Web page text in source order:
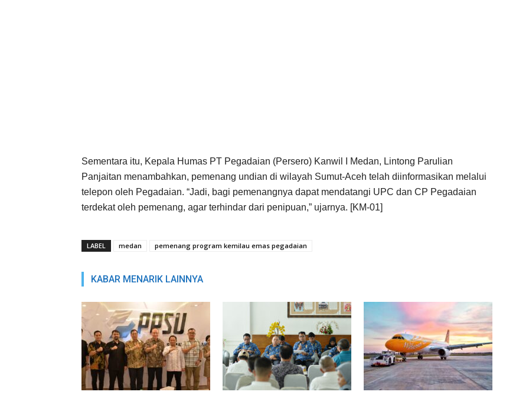
Sementara itu, Kepala Humas PT Pegadaian (Persero) Kanwil I Medan, Lintong Parulian
Panjaitan menambahkan, pemenang undian di wilayah Sumut-Aceh telah diinformasikan melalui
telepon oleh Pegadaian. “Jadi, bagi pemenangnya dapat mendatangi UPC dan CP Pegadaian
terdekat oleh pemenang, agar terhindar dari penipuan,” ujarnya. [KM-01]
LABEL medan pemenang program kemilau emas pegadaian
KABAR MENARIK LAINNYA